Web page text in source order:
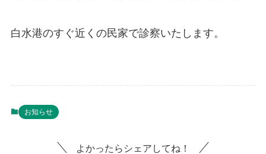
白水港のすぐ近くの民家で診察いたします。
お知らせ
よかったらシェアしてね！